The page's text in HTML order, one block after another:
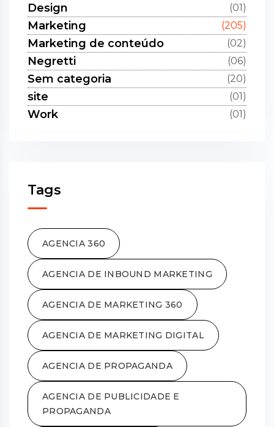
Design (01)
Marketing (205)
Marketing de conteúdo (02)
Negretti (06)
Sem categoria (20)
site (01)
Work (01)
Tags
AGENCIA 360
AGENCIA DE INBOUND MARKETING
AGENCIA DE MARKETING 360
AGENCIA DE MARKETING DIGITAL
AGENCIA DE PROPAGANDA
AGENCIA DE PUBLICIDADE E
PROPAGANDA